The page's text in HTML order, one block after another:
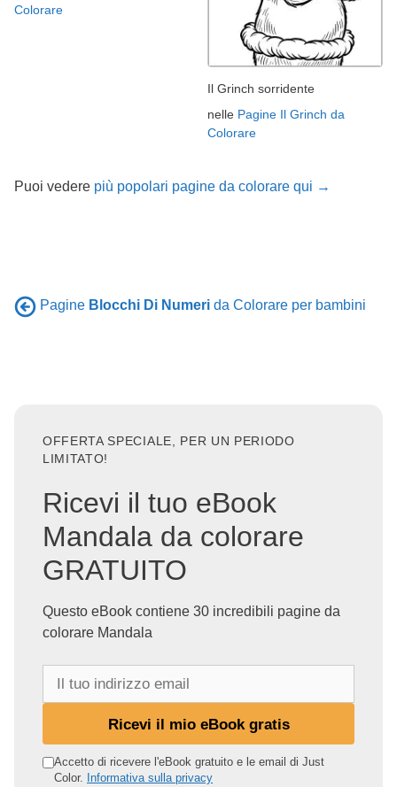
Colorare
Il Grinch sorridente
nelle Pagine Il Grinch da
Colorare
Puoi vedere più popolari pagine da colorare qui →
Pagine Blocchi Di Numeri da Colorare per bambini
OFFERTA SPECIALE, PER UN PERIODO
LIMITATO!
Ricevi il tuo eBook
Mandala da colorare
GRATUITO
Questo eBook contiene 30 incredibili pagine da
colorare Mandala
o
Ricevi il mio eBook gratis
Accetto di ricevere l'eBook gratuito e le email di Just
Color. Informativa sulla privacy